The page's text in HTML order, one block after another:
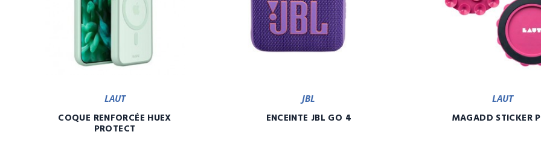
LAUT
COQUE RENFORCÉE HUEX
PROTECT
JBL
ENCEINTE JBL GO 4
LAUT
MAGADD STICKER